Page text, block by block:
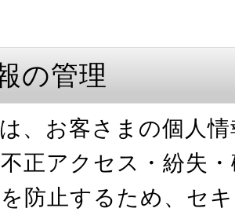
の管理
お客さまの個人情
正アクセス・紛失
止するため、セキ